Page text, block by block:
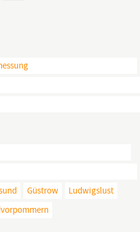
Güstrow
Ludwigslust